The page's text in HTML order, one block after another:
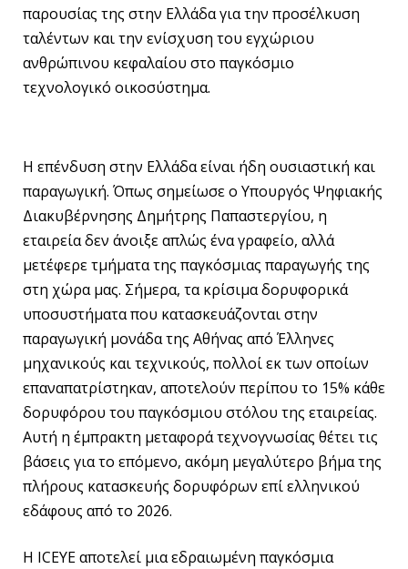
παρουσίας της στην Ελλάδα για την προσέλκυση
ταλέντων και την ενίσχυση του εγχώριου
ανθρώπινου κεφαλαίου στο παγκόσμιο
τεχνολογικό οικοσύστημα.
Η επένδυση στην Ελλάδα είναι ήδη ουσιαστική και
παραγωγική. Όπως σημείωσε ο Υπουργός Ψηφιακής
Διακυβέρνησης Δημήτρης Παπαστεργίου, η
εταιρεία δεν άνοιξε απλώς ένα γραφείο, αλλά
μετέφερε τμήματα της παγκόσμιας παραγωγής της
στη χώρα μας. Σήμερα, τα κρίσιμα δορυφορικά
υποσυστήματα που κατασκευάζονται στην
παραγωγική μονάδα της Αθήνας από Έλληνες
μηχανικούς και τεχνικούς, πολλοί εκ των οποίων
επαναπατρίστηκαν, αποτελούν περίπου το 15% κάθε
δορυφόρου του παγκόσμιου στόλου της εταιρείας.
Αυτή η έμπρακτη μεταφορά τεχνογνωσίας θέτει τις
βάσεις για το επόμενο, ακόμη μεγαλύτερο βήμα της
πλήρους κατασκευής δορυφόρων επί ελληνικού
εδάφους από το 2026.
Η ICEYE αποτελεί μια εδραιωμένη παγκόσμια